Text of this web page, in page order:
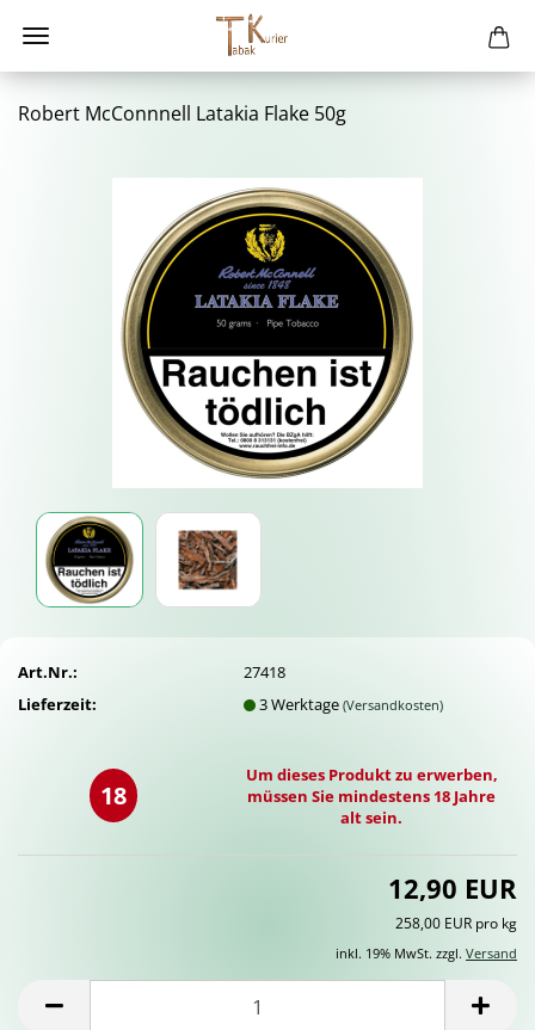
Ro­bert Mc­Conn­nell La­ta­kia Flake 50g
Art.Nr.:
27418
Lieferzeit:
3 Werktage(Versandkosten)
18
Um dieses Produkt zu erwerben,
müssen Sie mindestens 18 Jahre
alt sein.
12,90 EUR
258,00 EUR pro kg
inkl. 19% MwSt. zzgl. Versand